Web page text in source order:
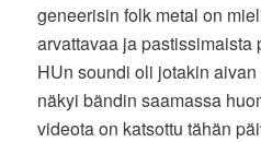
geneerisin folk metal on
arvattavaa ja pastissimaista
HUn soundi oli jotakin
näkyi bändin saamassa
videota on katsottu tähän